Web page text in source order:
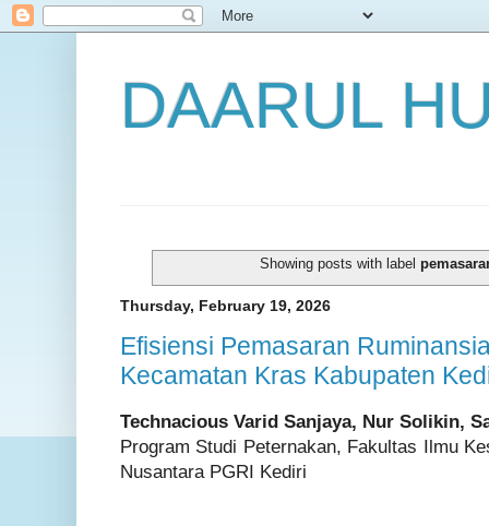
DAARUL
Showing posts with label
Thursday, February 19, 2026
Efisiensi Pemasaran
Kecamatan Kras Kabupaten
Technacious Varid Sanjaya, Nur Solikin,
Program Studi Peternakan, Fakultas Ilmu
Nusantara PGRI Kediri